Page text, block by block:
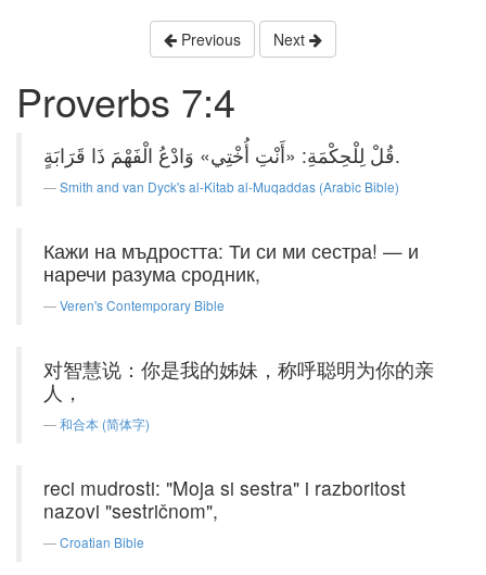
Previous Next
Proverbs 7:4
قُلْ لِلْحِكْمَةِ: «أَنْتِ أُخْتِي» وَادْعُ الْفَهْمَ ذَا قَرَابَةٍ.
Smith and van Dyck's al-Kitab al-Muqaddas (Arabic Bible)
Кажи на мъдростта: Ти си ми сестра! — и
наречи разума сродник,
Veren's Contemporary Bible
对智慧说：你是我的姊妹，称呼聪明为你的亲
人，
和合本 (简体字)
reci mudrosti: "Moja si sestra" i razboritost
nazovi "sestričnom",
Croatian Bible